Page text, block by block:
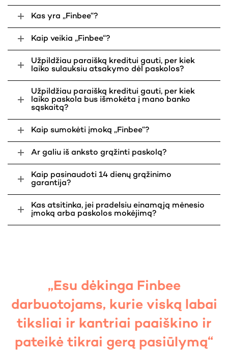
mokestis:
20€
Pildyti paraišką
Konkretų paskolos pasiūlymą kiekvienam klientui
paskolą. Todėl Jums siūlomos sąlygos gali skirtis nuo
tų, kurias matote šiame pavyzdyje. Maksimali
BVKKMN – 63.97%.
Kas yra „Finbee“?
Kaip veikia „Finbee“?
Užpildžiau paraišką kreditui gauti, per kiek
laiko sulauksiu atsakymo dėl paskolos?
Užpildžiau paraišką kreditui gauti, per kiek
laiko paskola bus išmokėta į mano banko
sąskaitą?
Kaip sumokėti įmoką „Finbee“?
Ar galiu iš anksto grąžinti paskolą?
Kaip pasinaudoti 14 dienų grąžinimo
garantija?
Kas atsitinka, jei pradelsiu einamąją mėnesio
įmoką arba paskolos mokėjimą?
„Esu dėkinga Finbee
darbuotojams, kurie viską labai
tiksliai ir kantriai paaiškino ir
pateikė tikrai gerą pasiūlymą“